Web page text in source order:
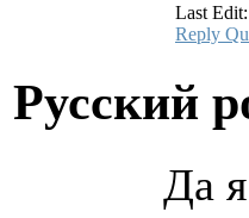
Last
Reply
Русский
Да